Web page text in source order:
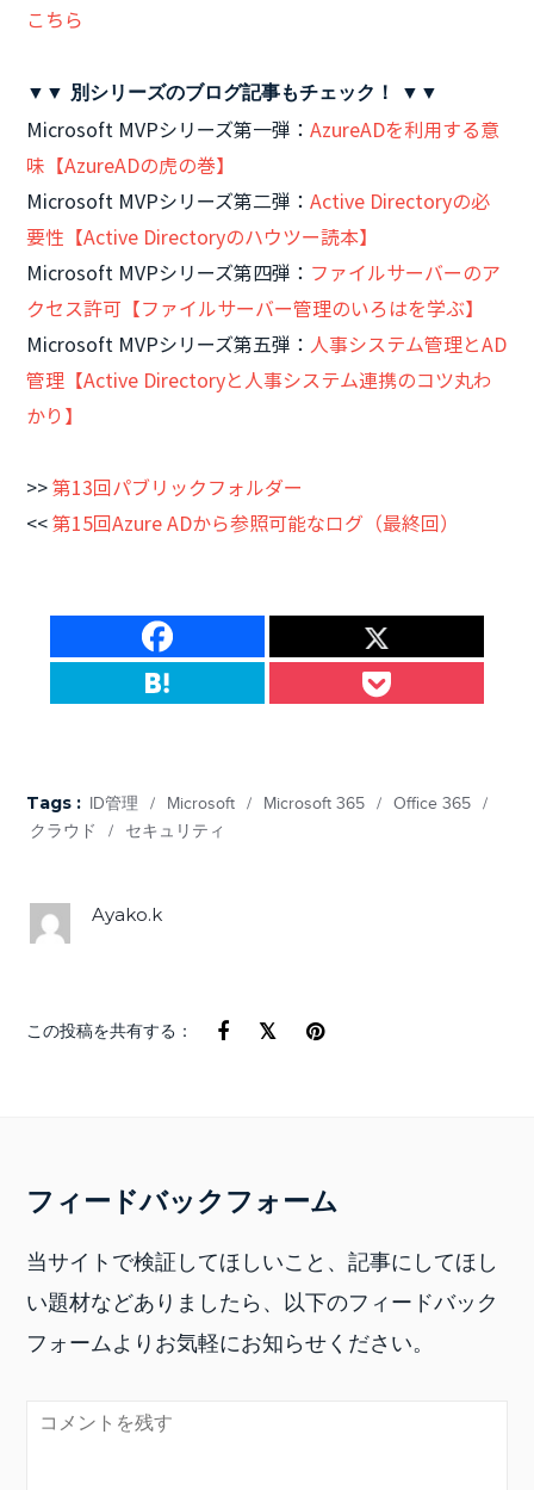
こちら
▼▼ 別シリーズのブログ記事もチェック！ ▼▼
Microsoft MVPシリーズ第一弾：AzureADを利用する意
味【AzureADの虎の巻】
Microsoft MVPシリーズ第二弾：Active Directoryの必
要性【Active Directoryのハウツー読本】
Microsoft MVPシリーズ第四弾： ファイルサーバーのア
クセス許可【ファイルサーバー管理のいろはを学ぶ】
Microsoft MVPシリーズ第五弾： 人事システム管理とAD
管理【Active Directoryと人事システム連携のコツ丸わ
かり】
>>第13回パブリックフォルダー
<<第15回Azure ADから参照可能なログ（最終回）
Tags : ID管理 / Microsoft / Microsoft 365 / Office 365
/
クラウド
/ セキュリティ
ayako.k
この投稿を共有する：
フィードバックフォーム
当サイトで検証してほしいこと、記事にしてほし
い題材などありましたら、以下のフィードバック
フォームよりお気軽にお知らせください。